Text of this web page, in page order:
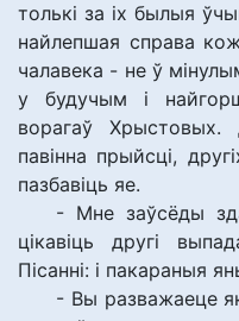
толькі за іх былыя
найлепшая справа
чалавека - не ў
у будучым і
ворагаў
павінна прыйсці,
пазбавіць яе.
- Мне заўсёды
цікавіць другі
Пісанні: і пакараныя
- Вы разважаеце